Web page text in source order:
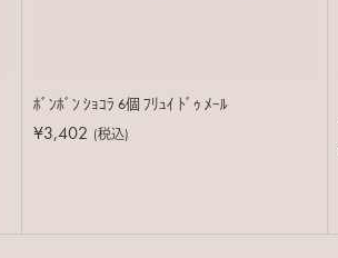
ﾎﾞﾝﾎﾞﾝ ｼｮｺﾗ 6個 ﾌﾘｭｲ ﾄﾞｩ ﾒｰﾙ
¥3,402 (税込)